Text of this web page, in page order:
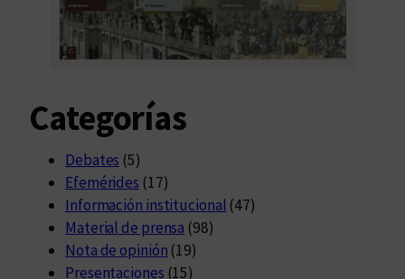
Categorías
Debates (5)
Efemérides (17)
Información institucional (47)
Material de prensa (98)
Nota de opinión (19)
Presentaciones (15)